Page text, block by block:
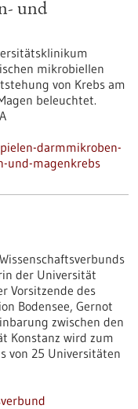
und
mikrobiellen
von Krebs am
beleuchtet.
darmmikroben-
und-magenkrebs
der Universität
Vorsitzende des
Bodensee, Gernot
zwischen den
Konstanz wird zum
von 25 Universitäten